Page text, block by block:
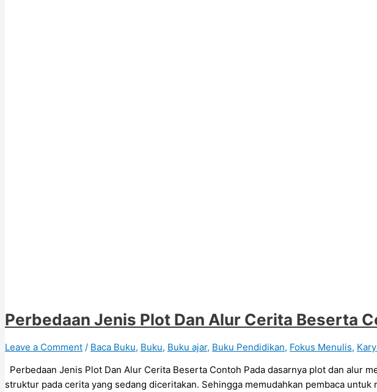
Perbedaan Jenis Plot Dan Alur Cerita Beserta
Leave a Comment / Baca Buku, Buku, Buku ajar, Buku Pendidikan, Fokus Menulis,
Perbedaan Jenis Plot Dan Alur Cerita Beserta Contoh Pada dasarnya plot dan alur
struktur pada cerita yang sedang diceritakan. Sehingga memudahkan pembaca